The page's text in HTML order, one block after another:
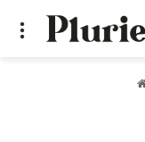
Menu